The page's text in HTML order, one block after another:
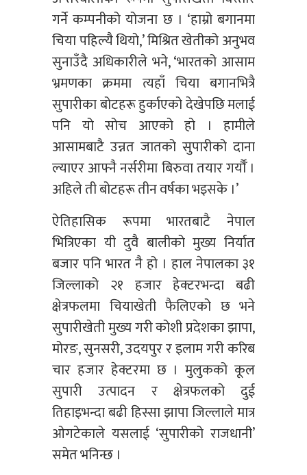
गर्ने कम्पनीको योजना छ । ‘हाम्रो बगानमा
चिया पहिल्यै थियो,’ मिश्रित खेतीको अनुभव
सुनाउँदै अधिकारीले भने, ‘भारतको आसाम
भ्रमणका क्रममा त्यहाँ चिया बगानभित्रै
सुपारीका बोटहरू हुर्काएको देखेपछि मलाई
पनि यो सोच आएको हो । हामीले
आसामबाटै उन्नत जातको सुपारीको दाना
ल्याएर आफ्नै नर्सरीमा बिरुवा तयार गर्यौँ ।
अहिले ती बोटहरू तीन वर्षका भइसके ।’
ऐतिहासिक रूपमा भारतबाटै नेपाल
भित्रिएका यी दुवै बालीको मुख्य निर्यात
बजार पनि भारत नै हो । हाल नेपालका ३१
जिल्लाको २१ हजार हेक्टरभन्दा बढी
क्षेत्रफलमा चियाखेती फैलिएको छ भने
सुपारीखेती मुख्य गरी कोशी प्रदेशका झापा,
मोरङ, सुनसरी, उदयपुर र इलाम गरी करिब
चार हजार हेक्टरमा छ । मुलुकको कूल
सुपारी उत्पादन र क्षेत्रफलको दुई
तिहाइभन्दा बढी हिस्सा झापा जिल्लाले मात्र
ओगटेकाले यसलाई ‘सुपारीको राजधानी’
समेत भनिन्छ ।